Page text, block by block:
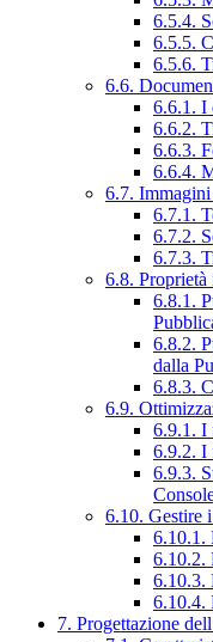
6.5.4.
6.5.5.
6.5.6.
6.6.
6.6.1. I
6.6.2.
6.6.3.
6.6.4.
6.7.
6.7.1.
6.7.2.
6.7.3.
6.8.
6.8.1.
6.8.2.
dalla
6.8.3.
6.9.
6.9.1. I
6.9.2. I
6.9.3.
6.10. Gestire
6.10.1.
6.10.2.
6.10.3.
6.10.4.
7. Progettazione